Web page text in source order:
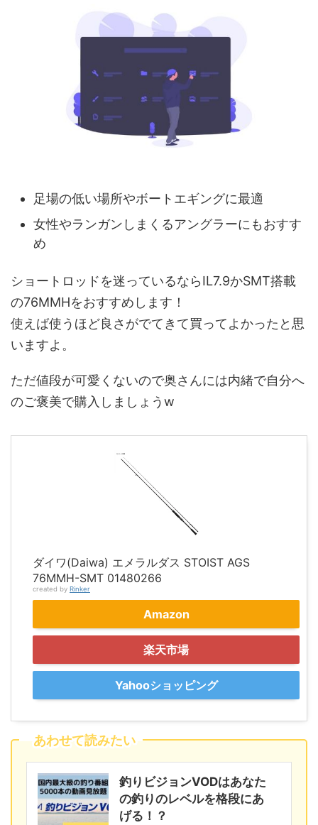
足場の低い場所やボートエギングに最適
女性やランガンしまくるアングラーにもおすす
め
ショートロッドを迷っているならIL7.9かSMT搭載
の76MMHをおすすめします！
使えば使うほど良さがでてきて買ってよかったと思
いますよ。
ただ値段が可愛くないので奥さんには内緒で自分へ
のご褒美で購入しましょうw
ダイワ(Daiwa) エメラルダス STOIST AGS
76MMH-SMT 01480266
created by Rinker
Amazon
楽天市場
Yahooショッピング
あわせて読みたい
釣りビジョンVODはあなた
の釣りのレベルを格段にあ
げる！？